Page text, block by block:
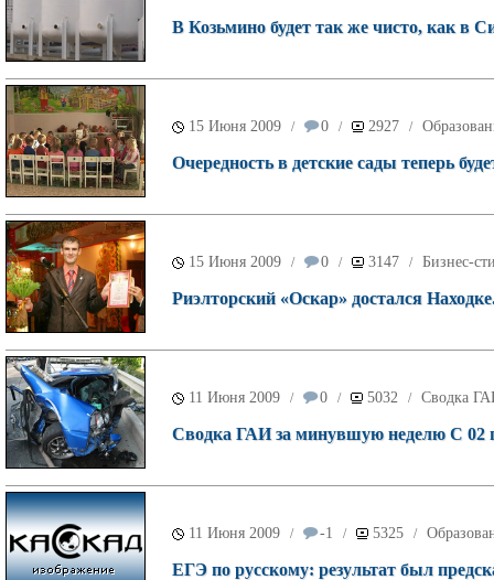
В Козьмино будет так же чисто, как в
15 Июня 2009 / 0 / 2927 /
Очередность в детские сады теперь
15 Июня 2009 / 0 / 3147 / Бизнес-
Риэлторский «Оскар» достался
11 Июня 2009 / 0 / 5032 / Сводка
Сводка ГАИ за минувшую неделю С 02
11 Июня 2009 / -1 / 5325 /
ЕГЭ по русскому: результат был